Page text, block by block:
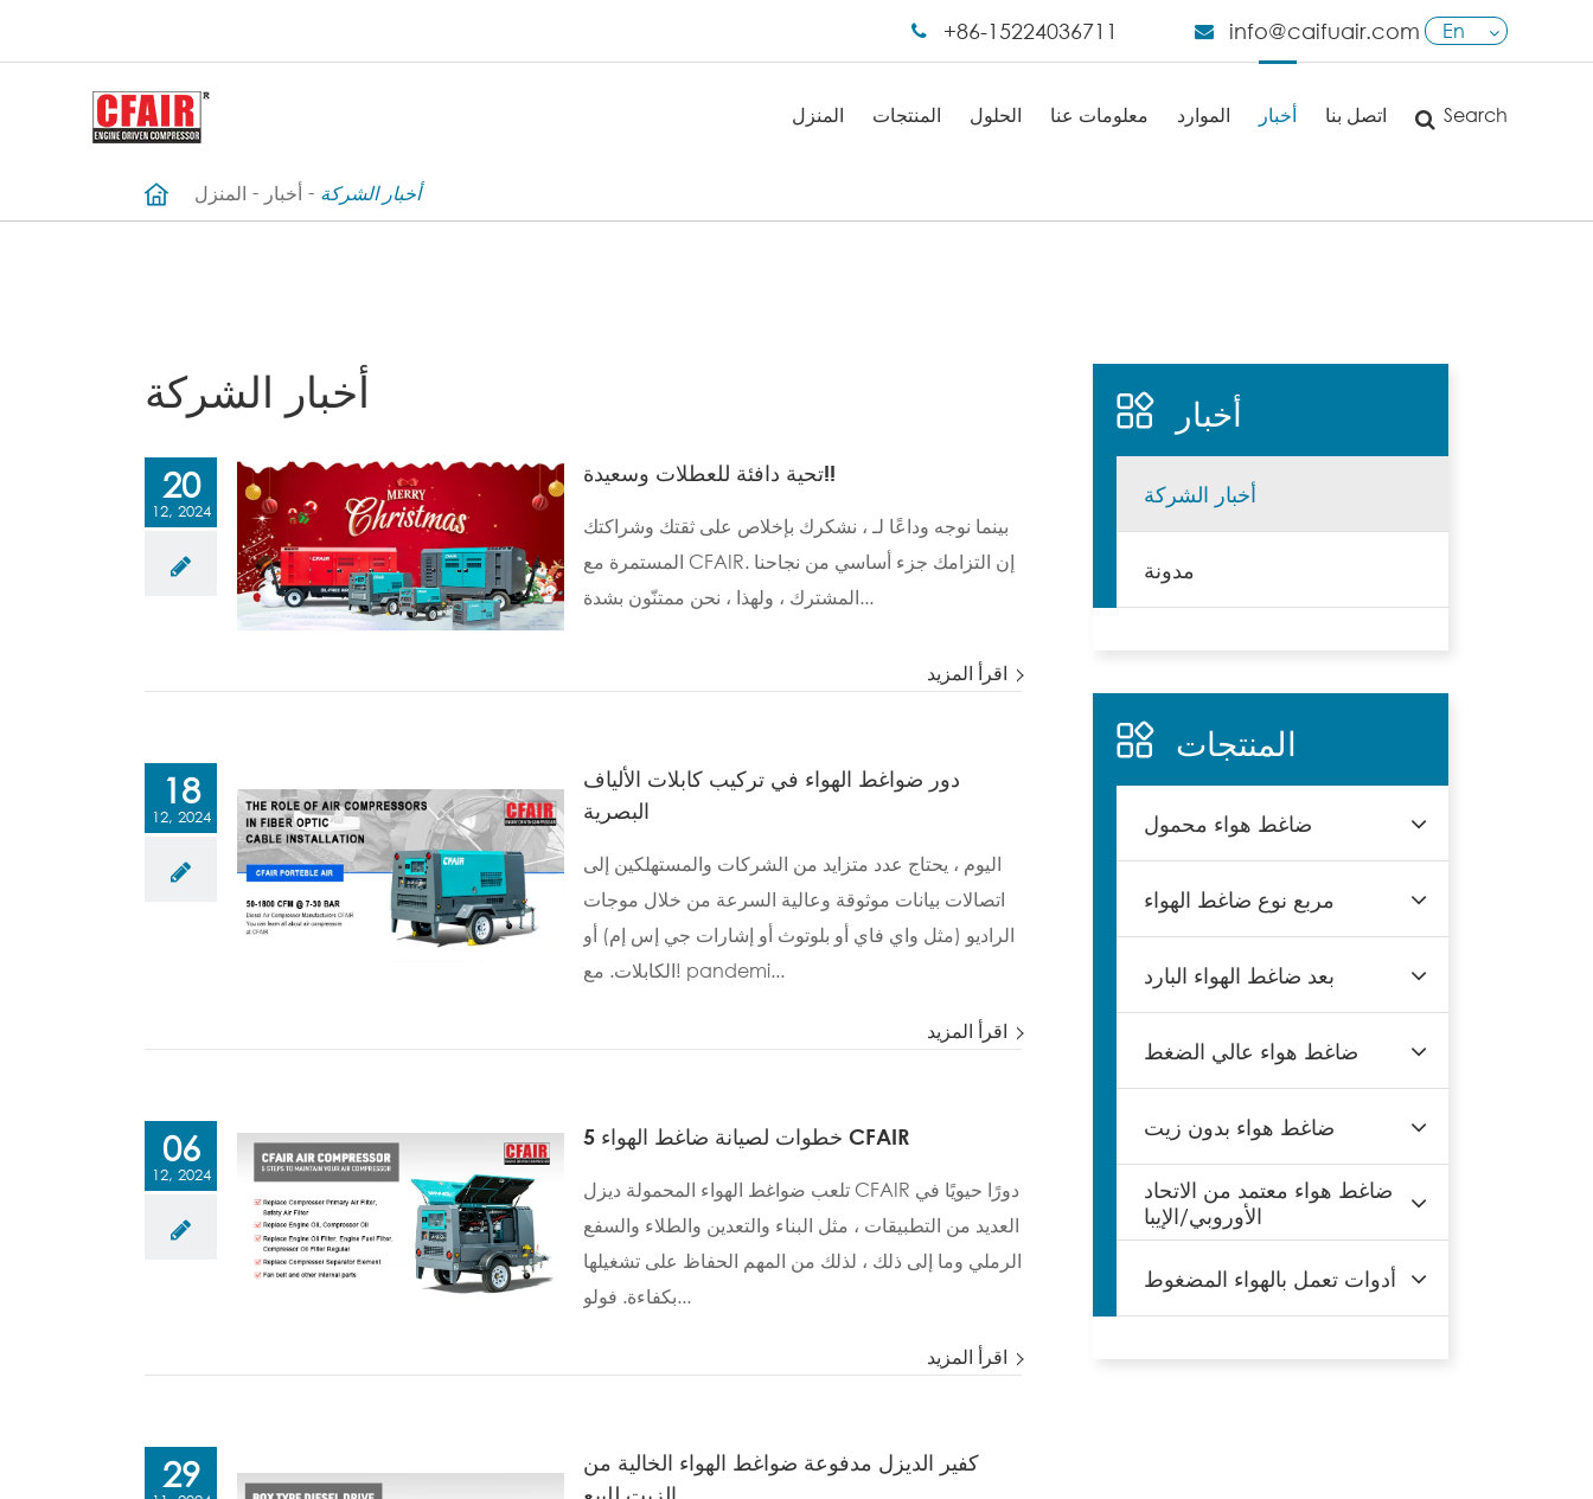
+86-15224036711 info@caifuair.com En
日本語
português
المنزل المنتجات الحلول معلومات عنا الموارد أخبار اتصل بنا Search
المنزل أخبار أخبار الشركة
أخبار الشركة
20
12, 2024
تحية دافئة للعطلات وسعيدة!!
بينما نوجه وداعًا لـ ، نشكرك بإخلاص على ثقتك وشراكتك
المستمرة مع CFAIR. إن التزامك جزء أساسي من نجاحنا
المشترك ، ولهذا ، نحن ممتنّون بشدة...
18
12, 2024
دور ضواغط الهواء في تركيب كابلات الألياف
البصرية
اليوم ، يحتاج عدد متزايد من الشركات والمستهلكين إلى
اتصالات بيانات موثوقة وعالية السرعة من خلال موجات
الراديو (مثل واي فاي أو بلوتوث أو إشارات جي إس إم) أو
الكابلات. مع! pandemi...
06
12, 2024
5 خطوات لصيانة ضاغط الهواء CFAIR
تلعب ضواغط الهواء المحمولة ديزل CFAIR دورًا حيويًا في
العديد من التطبيقات ، مثل البناء والتعدين والطلاء والسفع
الرملي وما إلى ذلك ، لذلك من المهم الحفاظ على تشغيلها
بكفاءة. فولو...
29
كفير الديزل مدفوعة ضواغط الهواء الخالية من
أخبار
أخبار الشركة
مدونة
المنتجات
ضاغط هواء محمول
مربع نوع ضاغط الهواء
بعد ضاغط الهواء البارد
ضاغط هواء عالي الضغط
ضاغط هواء بدون زيت
ضاغط هواء معتمد من الاتحاد
الأوروبي/الإيبا
أدوات تعمل بالهواء المضغوط